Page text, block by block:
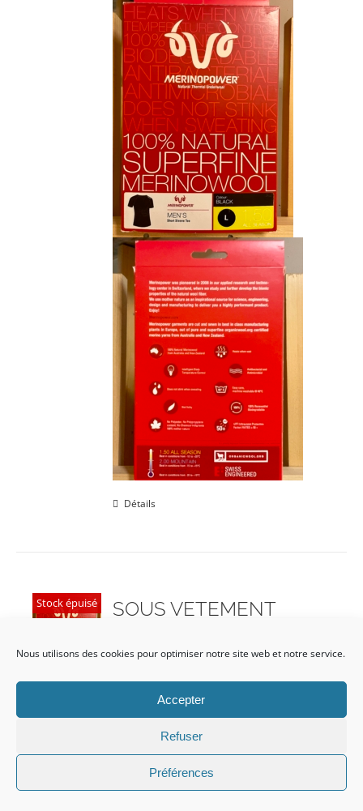
Nous utilisons des cookies pour optimiser notre site web et notre service.
Accepter
Refuser
Préférences
était :
CHF 85.00.
est :
CHF 59.00.
Détails
Stock épuisé
Promo!
SOUS VETEMENT
initial
était :
CHF 85.00.
actuel